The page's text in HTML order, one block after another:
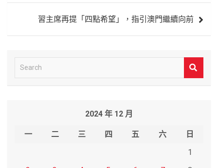
習主席再提「四點希望」，指引澳門繼續向前
e
2024 年 12 月
一 二 三 四 五 六
日
1